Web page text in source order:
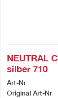
NEUTRAL
silber 710
Art-Nr
Original Art-Nr